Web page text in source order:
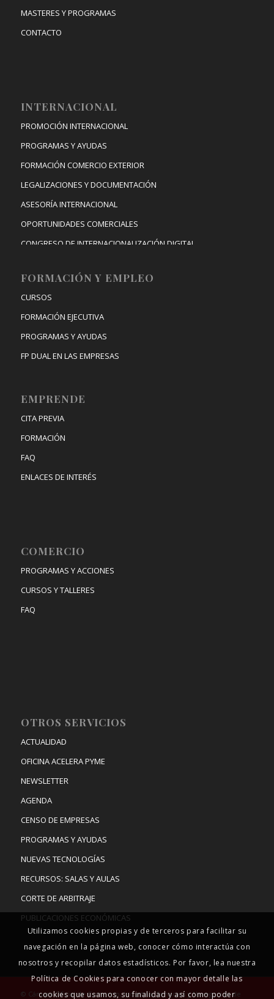
MASTERES Y PROGRAMAS
CONTACTO
INTERNACIONAL
PROMOCIÓN INTERNACIONAL
PROGRAMAS Y AYUDAS
FORMACIÓN COMERCIO EXTERIOR
LEGALIZACIONES Y DOCUMENTACIÓN
ASESORÍA INTERNACIONAL
OPORTUNIDADES COMERCIALES
CONGRESO DE INTERNACIONALIZACIÓN DIGITAL
FORMACIÓN Y EMPLEO
CURSOS
FORMACIÓN EJECUTIVA
PROGRAMAS Y AYUDAS
FP DUAL EN LAS EMPRESAS
EMPRENDE
CITA PREVIA
FORMACIÓN
FAQ
ENLACES DE INTERÉS
COMERCIO
PROGRAMAS Y ACCIONES
CURSOS Y TALLERES
FAQ
OTROS SERVICIOS
ACTUALIDAD
OFICINA ACELERA PYME
NEWSLETTER
AGENDA
CENSO DE EMPRESAS
PROGRAMAS Y AYUDAS
NUEVAS TECNOLOGÍAS
RECURSOS: SALAS Y AULAS
CORTE DE ARBITRAJE
PUBLICACIONES ECONÓMICAS
© Cámara Oficial de Comercio, Industria, Servicios y Navegación de
Utilizamos cookies propias y de terceros para facilitar su
navegación en la página web, conocer cómo interactúa con
nosotros y recopilar datos estadísticos. Por favor, lea nuestra
Política de Cookies para conocer con mayor detalle las
cookies que usamos, su finalidad y así como poder